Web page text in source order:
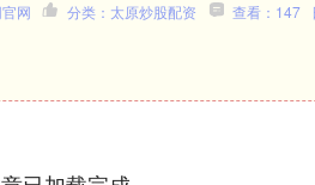
网 分类：太原炒股配资 查看：147